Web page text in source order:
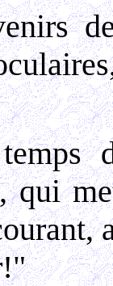
qui